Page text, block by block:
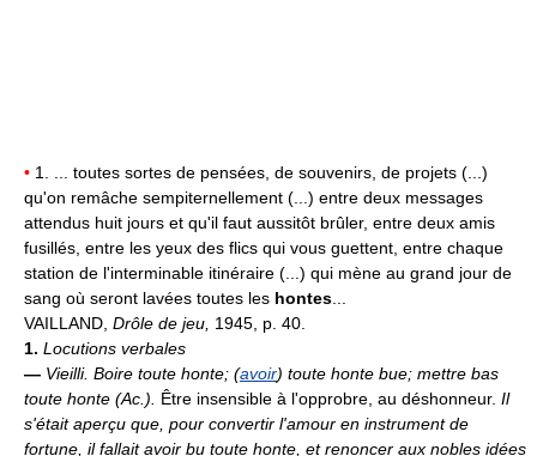
• 1. ... toutes sortes de pensées, de souvenirs, de projets (...)
qu'on remâche sempiternellement (...) entre deux messages
attendus huit jours et qu'il faut aussitôt brûler, entre deux amis
fusillés, entre les yeux des flics qui vous guettent, entre chaque
station de l'interminable itinéraire (...) qui mène au grand jour de
sang où seront lavées toutes les hontes
VAILLAND, Drôle de jeu, 1945, p. 40.
1. Locutions verbales
— Vieilli. Boire toute honte; (avoir) toute honte bue; mettre bas
toute honte (Ac. ). Être insensible à l'opprobre, au déshonneur. Il
s'était aperçu que, pour convertir l'amour en instrument de
fortune, il fallait avoir bu toute honte, et renoncer aux nobles idées